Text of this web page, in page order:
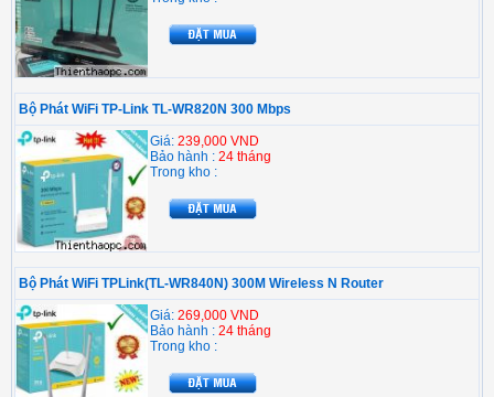
Bộ Phát WiFi TP-Link TL-WR820N 300 Mbps
Giá: 239,000 VND
Bảo hành : 24 tháng
Trong kho :
Bộ Phát WiFi TPLink(TL-WR840N) 300M Wireless N Router
Giá: 269,000 VND
Bảo hành : 24 tháng
Trong kho :